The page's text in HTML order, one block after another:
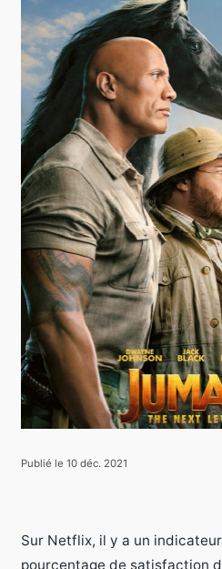
Publié le 10 déc. 2021
Sur Netflix, il y a un
pourcentage de satisfaction